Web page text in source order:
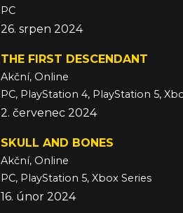
PC
26. srpen 2024
THE FIRST DESCENDANT
Akční, Online
PC, PlayStation 4, PlayStation 5,
2. červenec 2024
SKULL AND BONES
Akční, Online
PC, PlayStation 5, Xbox Series
16. únor 2024